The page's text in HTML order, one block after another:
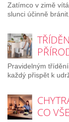
Zatímco v zimě
slunci účinně bránit.
Pravidelným
každý přispět k
CO